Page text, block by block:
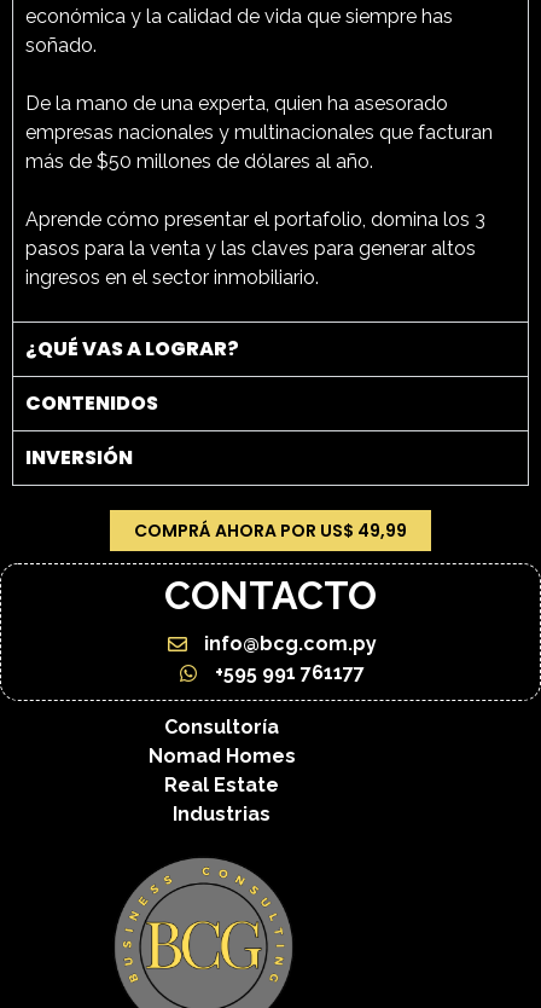
económica y la calidad de vida que siempre has
soñado.
De la mano de una experta, quien ha asesorado
empresas nacionales y multinacionales que facturan
más de $50 millones de dólares al año.
Aprende cómo presentar el portafolio, domina los 3
pasos para la venta y las claves para generar altos
ingresos en el sector inmobiliario.
¿QUÉ VAS A LOGRAR?
CONTENIDOS
INVERSIÓN
COMPRÁ AHORA POR US$ 49,99
CONTACTO
info@bcg.com.py
+595 991 761177
Consultoría
Nomad Homes
Real Estate
Industrias